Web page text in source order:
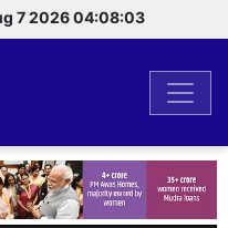
7 2026 04:08:03